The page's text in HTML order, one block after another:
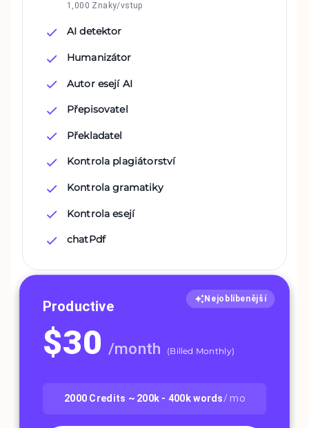
1,000 Znaky/vstup
AI detektor
Humanizátor
Autor esejí AI
Přepisovatel
Překladatel
Kontrola plagiátorství
Kontrola gramatiky
Kontrola esejí
chatPdf
Nejoblíbenější
Productive
$30 /month (Billed Monthly)
2000 Credits ~ 200k - 400kwords/ mo